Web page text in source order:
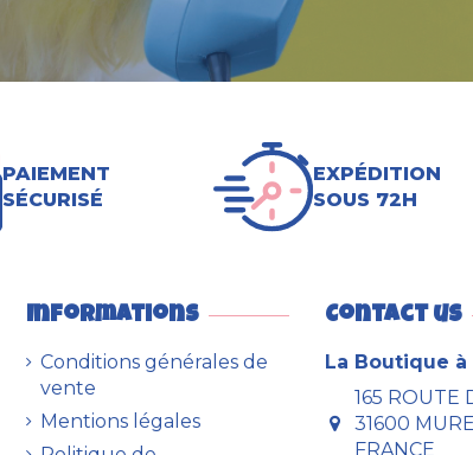
PAIEMENT
SÉCURISÉ
EXPÉDITION
SOUS 72H
Informations
Conditions générales de
vente
Mentions légales
Contact us
La Boutique
165 ROUTE
31600
FRANCE